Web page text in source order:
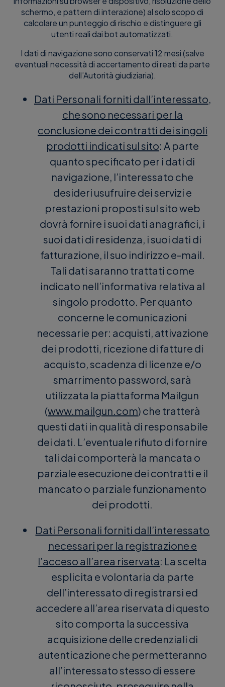
schermo, e pattern di interazione) al solo scopo di
calcolare un punteggio di rischio e distinguere gli
utenti reali dai bot automatizzati.
I dati di navigazione sono conservati 12 mesi (salve
eventuali necessità di accertamento di reati da parte
dell’Autorità giudiziaria).
Dati Personali forniti dall’interessato,
che sono necessari per la
conclusione dei contratti dei singoli
prodotti indicati sul sito: A parte
quanto specificato per i dati di
navigazione, l’interessato che
desideri usufruire dei servizi e
prestazioni proposti sul sito web
dovrà fornire i suoi dati anagrafici, i
suoi dati di residenza, i suoi dati di
fatturazione, il suo indirizzo e-mail.
Tali dati saranno trattati come
indicato nell’informativa relativa al
singolo prodotto. Per quanto
concerne le comunicazioni
necessarie per: acquisti, attivazione
dei prodotti, ricezione di fatture di
acquisto, scadenza di licenze e/o
smarrimento password, sarà
utilizzata la piattaforma Mailgun
(www.mailgun.com) che tratterà
questi dati in qualità di responsabile
dei dati. L’eventuale rifiuto di fornire
tali dai comporterà la mancata o
parziale esecuzione dei contratti e il
mancato o parziale funzionamento
dei prodotti.
Dati Personali forniti dall’interessato
necessari per la registrazione e
l’acceso all’area riservata: La scelta
esplicita e volontaria da parte
dell’interessato di registrarsi ed
accedere all’area riservata di questo
sito comporta la successiva
acquisizione delle credenziali di
autenticazione che permetteranno
all’interessato stesso di essere